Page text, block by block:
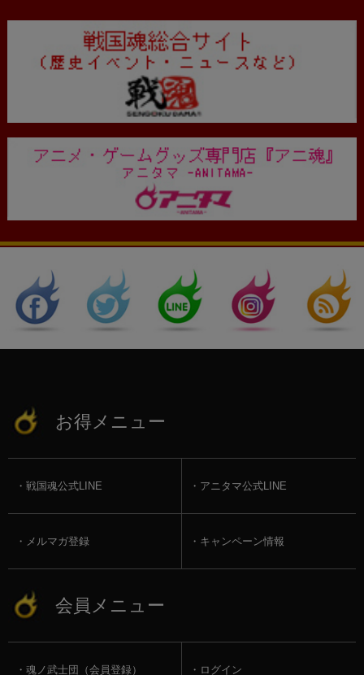
お得メニュー
戦国魂公式LINE アニタマ公式LINE
メルマガ登録 キャンペーン情報
会員メニュー
魂ノ武士団（会員登録） ログイン